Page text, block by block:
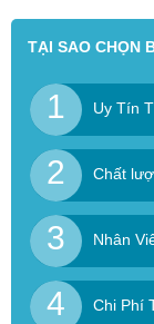
TẠI SAO CHỌN
1 Uy Tín
2 Chất
3 Nhân
4 Chi Phí